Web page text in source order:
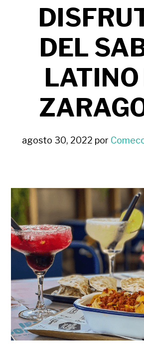
DEL
LATINO
agosto 30, 2022 por